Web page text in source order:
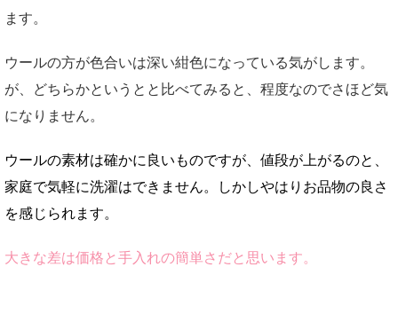
ます。
ウールの方が色合いは深い紺色になっている気がします。
が、どちらかというとと比べてみると、程度なのでさほど気
になりません。
ウールの素材は確かに良いものですが、値段が上がるのと、
家庭で気軽に洗濯はできません。しかしやはりお品物の良さ
を感じられます。
大きな差は価格と手入れの簡単さだと思います。